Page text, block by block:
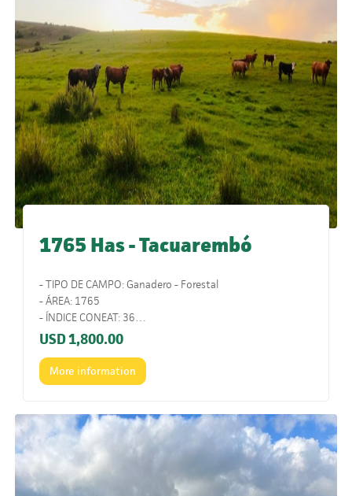
1765 Has - Tacuarembó
- TIPO DE CAMPO: Ganadero - Forestal
- ÁREA: 1765
- ÍNDICE CONEAT: 36
- UBICACIÓN: Ruta 5. 6Km por camino vecinal.
- COMENTARIOS: Campo con excelente ubicación y
suelos.
USD1,800.00
More information